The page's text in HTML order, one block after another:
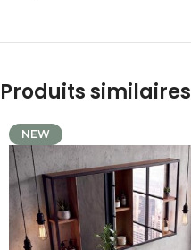
Produits similaires
NEW